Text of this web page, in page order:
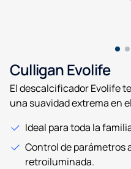
Culligan Evolife
El descalcificador Evolife
una suavidad extrema en
Ideal para toda la
Control de parámetros
retroiluminada.